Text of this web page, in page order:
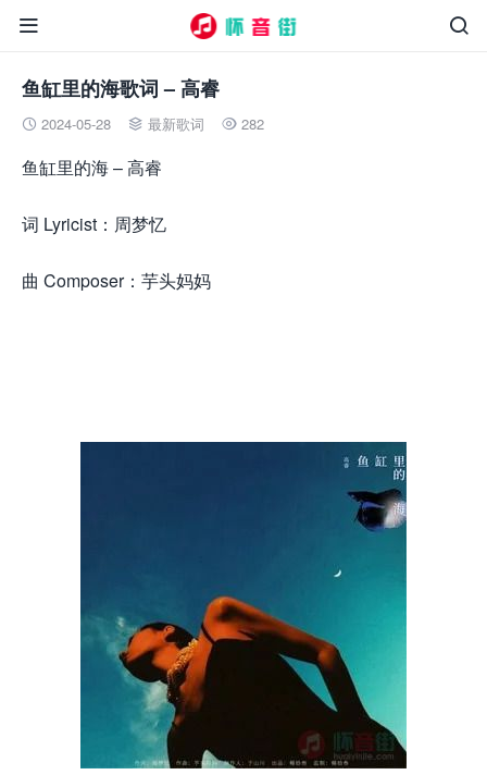


鱼缸里的海歌词 – 高睿
 2024-05-28  最新歌词  282
鱼缸里的海 – 高睿
词 Lyricist：周梦忆
曲 Composer：芋头妈妈